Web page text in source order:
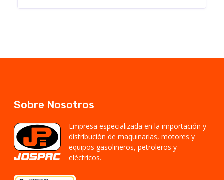
Sobre Nosotros
Empresa especializada en la importación y
distribución de maquinarias, motores y
equipos gasolineros, petroleros y
eléctricos.